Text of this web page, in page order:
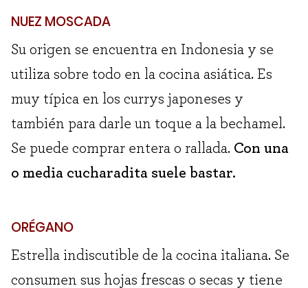
NUEZ MOSCADA
Su origen se encuentra en Indonesia y se
utiliza sobre todo en la cocina asiática. Es
muy típica en los currys japoneses y
también para darle un toque a la bechamel.
Se puede comprar entera o rallada. Con una
o media cucharadita suele bastar.
ORÉGANO
Estrella indiscutible de la cocina italiana. Se
consumen sus hojas frescas o secas y tiene